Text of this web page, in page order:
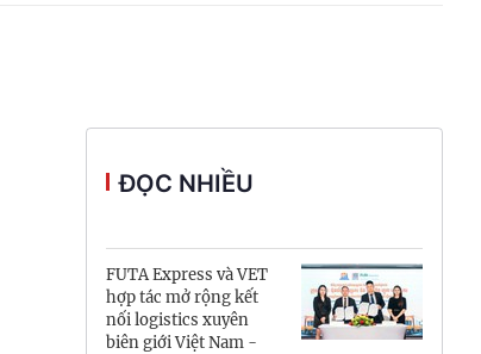
Cần Thơ
Điện Biên
ĐỌC NHIỀU
FUTA Express và VET
hợp tác mở rộng kết
nối logistics xuyên
biên giới Việt Nam -